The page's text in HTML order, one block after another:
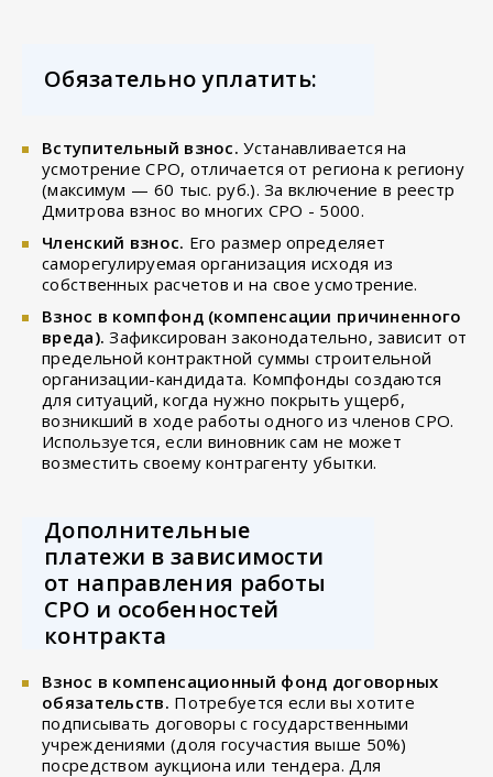
Обязательно уплатить:
Вступительный взнос. Устанавливается на
усмотрение СРО, отличается от региона к региону
(максимум — 60 тыс. руб.). За включение в реестр
Дмитрова взнос во многих СРО - 5000.
Членский взнос. Его размер определяет
саморегулируемая организация исходя из
собственных расчетов и на свое усмотрение.
Взнос в компфонд (компенсации причиненного
вреда). Зафиксирован законодательно, зависит от
предельной контрактной суммы строительной
организации-кандидата. Компфонды создаются
для ситуаций, когда нужно покрыть ущерб,
возникший в ходе работы одного из членов СРО.
Используется, если виновник сам не может
возместить своему контрагенту убытки.
Дополнительные
платежи в зависимости
от направления работы
СРО и особенностей
контракта
Взнос в компенсационный фонд договорных
обязательств. Потребуется если вы хотите
подписывать договоры с государственными
учреждениями (доля госучастия выше 50%)
посредством аукциона или тендера. Для